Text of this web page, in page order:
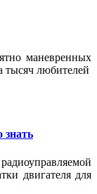
маневренных
тысяч любителей
знать
двигателя для